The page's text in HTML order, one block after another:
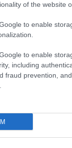
of the website
to enable
to enable
including
fraud prevention,
Round 2026.